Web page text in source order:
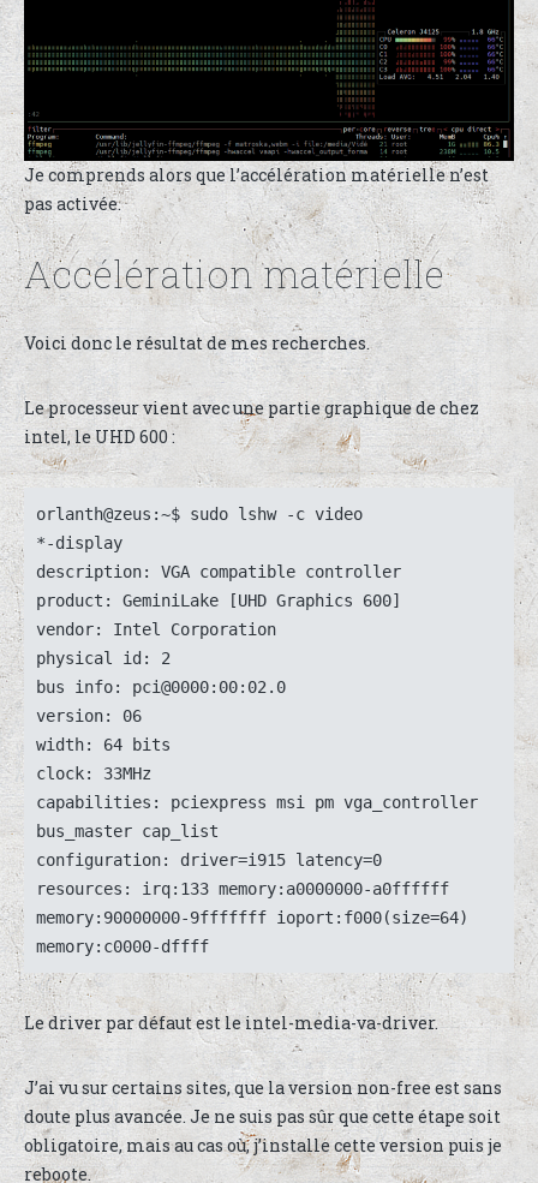
Je comprends alors que l’accélération matérielle n’est
pas activée.
Accélération matérielle
Voici donc le résultat de mes recherches.
Le processeur vient avec une partie graphique de chez
intel, le UHD 600 :
orlanth@zeus:~$ sudo lshw -c video
*-display
description: VGA compatible controller
product: GeminiLake [UHD Graphics 600]
vendor: Intel Corporation
physical id: 2
bus info: pci@0000:00:02.0
version: 06
width: 64 bits
clock: 33MHz
capabilities: pciexpress msi pm vga_controller
bus_master cap_list
configuration: driver=i915 latency=0
resources: irq:133 memory:a0000000-a0ffffff
memory:90000000-9fffffff ioport:f000(size=64)
memory:c0000-dffff
Le driver par défaut est le intel-media-va-driver.
J’ai vu sur certains sites, que la version non-free est sans
doute plus avancée. Je ne suis pas sûr que cette étape soit
obligatoire, mais au cas où, j’installe cette version puis je
reboote.